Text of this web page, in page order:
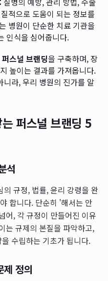
적으로 도움이 되는 정보를
병원이 단순한 치료 기관을
인식을 심어줍니다.
스널 브랜딩을 구축하며, 장
높이는 결과를 가져옵니다.
라, 우리 병원의 진가를 알
퍼스널 브랜딩 5
석
규정, 법률, 윤리 강령을 완
합니다. 단순히 '해서는 안
어, 각 규정이 만들어진 이유
는 규제의 본질을 파악하고,
수립하는 기초가 됩니다.
제 정의